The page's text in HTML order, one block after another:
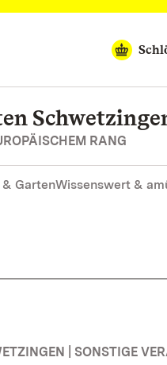
RANG
GartenWissenswert &
| SONSTIGE